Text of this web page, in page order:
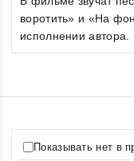
воротить» и «На
исполнении автора.
Показывать нет в